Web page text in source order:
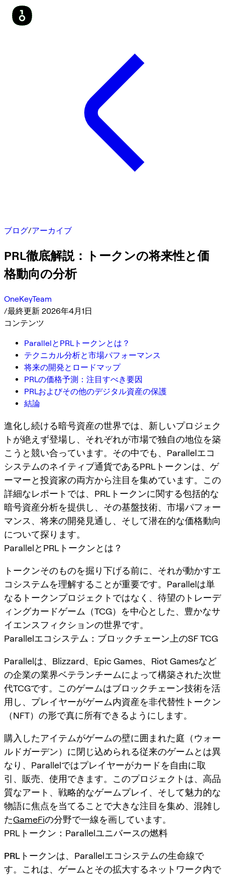
ブログ/アーカイブ
PRL徹底解説：トークンの将来性と価
格動向の分析
OneKeyTeam
/最終更新 2026年4月1日
コンテンツ
ParallelとPRLトークンとは？
テクニカル分析と市場パフォーマンス
将来の開発とロードマップ
PRLの価格予測：注目すべき要因
PRLおよびその他のデジタル資産の保護
結論
進化し続ける暗号資産の世界では、新しいプロジェク
トが絶えず登場し、それぞれが市場で独自の地位を築
こうと競い合っています。その中でも、Parallelエコ
システムのネイティブ通貨であるPRLトークンは、ゲ
ーマーと投資家の両方から注目を集めています。この
詳細なレポートでは、PRLトークンに関する包括的な
暗号資産分析を提供し、その基盤技術、市場パフォー
マンス、将来の開発見通し、そして潜在的な価格動向
について探ります。
ParallelとPRLトークンとは？
トークンそのものを掘り下げる前に、それが動かすエ
コシステムを理解することが重要です。Parallelは単
なるトークンプロジェクトではなく、待望のトレーデ
ィングカードゲーム（TCG）を中心とした、豊かなサ
イエンスフィクションの世界です。
Parallelエコシステム：ブロックチェーン上のSF TCG
Parallelは、Blizzard、Epic Games、Riot Gamesなど
の企業の業界ベテランチームによって構築された次世
代TCGです。このゲームはブロックチェーン技術を活
用し、プレイヤーがゲーム内資産を非代替性トークン
（NFT）の形で真に所有できるようにします。
購入したアイテムがゲームの壁に囲まれた庭（ウォー
ルドガーデン）に閉じ込められる従来のゲームとは異
なり、Parallelではプレイヤーがカードを自由に取
引、販売、使用できます。このプロジェクトは、高品
質なアート、戦略的なゲームプレイ、そして魅力的な
物語に焦点を当てることで大きな注目を集め、混雑し
たGameFiの分野で一線を画しています。
PRLトークン：Parallelユニバースの燃料
PRLトークンは、Parallelエコシステムの生命線で
す。これは、ゲームとその拡大するネットワーク内で